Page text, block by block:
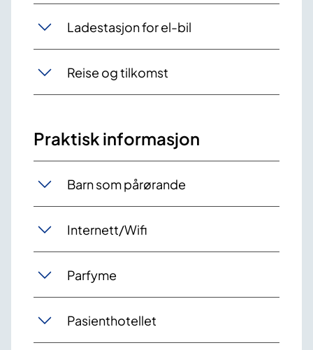
Ladestasjon for el-bil
Reise og tilkomst
Praktisk informasjon
Barn som pårørande
Internett/Wifi
Parfyme
Pasienthotellet